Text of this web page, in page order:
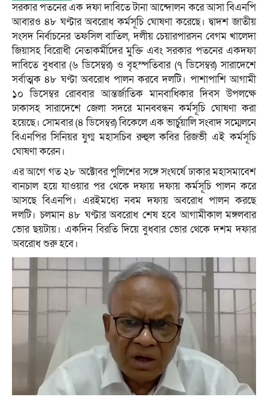
সরকার পতনের এক দফা দাবিতে টানা আন্দোলন করে আসা বিএনপি
আবারও ৪৮ ঘণ্টার অবরোধ কর্মসূচি ঘোষণা করেছে। দ্বাদশ জাতীয়
সংসদ নির্বাচনের তফসিল বাতিল, দলীয় চেয়ারপারসন বেগম খালেদা
জিয়াসহ বিরোধী নেতাকর্মীদের মুক্তি এবং সরকার পতনের একদফা
দাবিতে বুধবার (৬ ডিসেম্বর) ও বৃহস্পতিবার (৭ ডিসেম্বর) সারাদেশে
সর্বাত্মক ৪৮ ঘণ্টা অবরোধ পালন করবে দলটি। পাশাপাশি আগামী
১০ ডিসেম্বর রোববার আন্তর্জাতিক মানবাধিকার দিবস উপলক্ষে
ঢাকাসহ সারাদেশে জেলা সদরে মানববন্ধন কর্মসূচি ঘোষণা করা
হয়েছে। সোমবার (৪ ডিসেম্বর) বিকেলে এক ভার্চুয়ালি সংবাদ সম্মেলনে
বিএনপির সিনিয়র যুগ্ম মহাসচিব রুহুল কবির রিজভী এই কর্মসূচি
ঘোষণা করেন।
এর আগে গত ২৮ অক্টোবর পুলিশের সঙ্গে সংঘর্ষে ঢাকার মহাসমাবেশ
বানচাল হয়ে যাওয়ার পর থেকে দফায় দফায় কর্মসূচি পালন করে
আসছে বিএনপি। এরইমধ্যে নবম দফায় অবরোধ পালন করছে
দলটি। চলমান ৪৮ ঘণ্টার অবরোধ শেষ হবে আগামীকাল মঙ্গলবার
ভোর ছয়টায়। একদিন বিরতি দিয়ে বুধবার ভোর থেকে দশম দফার
অবরোধ শুরু হবে।